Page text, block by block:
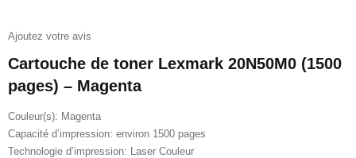
Ajoutez votre avis
Cartouche de toner Lexmark 20N50M0 (1500
pages) – Magenta
Couleur(s): Magenta
Capacité d’impression: environ 1500 pages
Technologie d’impression: Laser Couleur